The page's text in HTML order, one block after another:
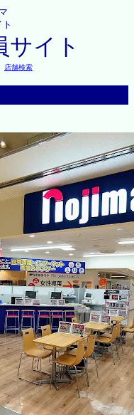
サイト
店舗検索